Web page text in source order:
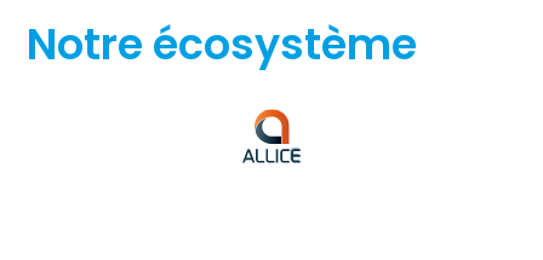
Notre écosystème